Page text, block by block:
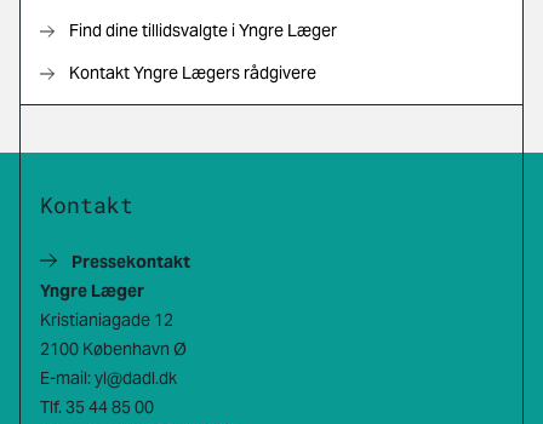
Find dine tillidsvalgte i Yngre Læger
Kontakt Yngre Lægers rådgivere
Kontakt
Pressekontakt
Yngre Læger
Kristianiagade 12
2100 København Ø
E-mail: yl@dadl.dk
Tlf. 35 44 85 00